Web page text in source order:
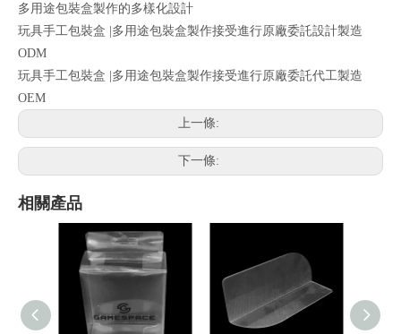
多用途包裝盒製作的多樣化設計
玩具手工包裝盒 |多用途包裝盒製作接受進行原廠委託設計製造
ODM
玩具手工包裝盒 |多用途包裝盒製作接受進行原廠委託代工製造
OEM
上一條:
下一條:
相關產品